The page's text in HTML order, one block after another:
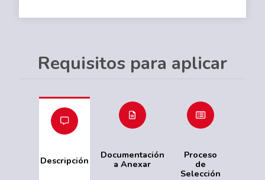
Requisitos para aplicar
Descripción
Documentación
a Anexar
Proceso
de
Selección